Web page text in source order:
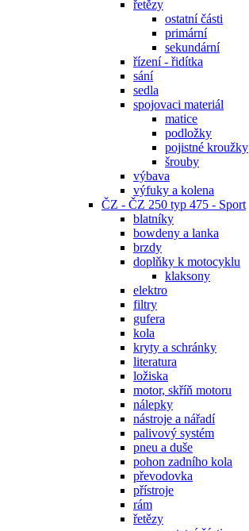
řetězy
ostatní části
primární
sekundární
řízení - řidítka
sání
sedla
spojovaci materiál
matice
podložky
pojistné kroužky
šrouby
výbava
výfuky a kolena
ČZ - ČZ 250 typ 475 - Sport
blatníky
bowdeny a lanka
brzdy
doplňky k motocyklu
klaksony
elektro
filtry
gufera
kola
kryty a schránky
literatura
ložiska
motor, skříň motoru
nálepky
nástroje a nářadí
palivový systém
pneu a duše
pohon zadního kola
převodovka
přístroje
rám
řetězy